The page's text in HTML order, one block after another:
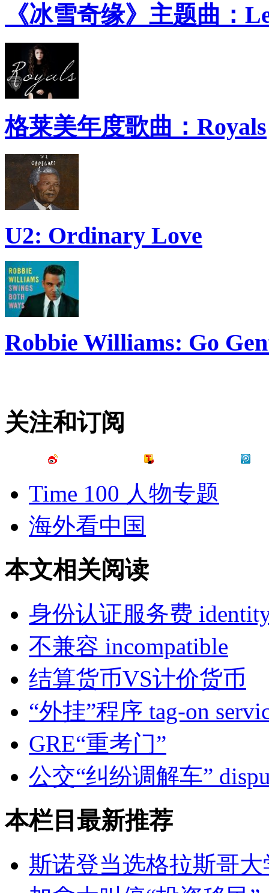
《冰雪奇缘》主题曲：
格莱美年度歌曲：Royals
U2: Ordinary Love
Robbie Williams: Go
关注和订阅
Time 100 人物专题
海外看中国
本文相关阅读
身份认证服务费
不兼容 incompatible
结算货币VS计价货币
“外挂”程序 tag-on
GRE“重考门”
公交“纠纷调解车”
本栏目最新推荐
斯诺登当选格拉斯哥大